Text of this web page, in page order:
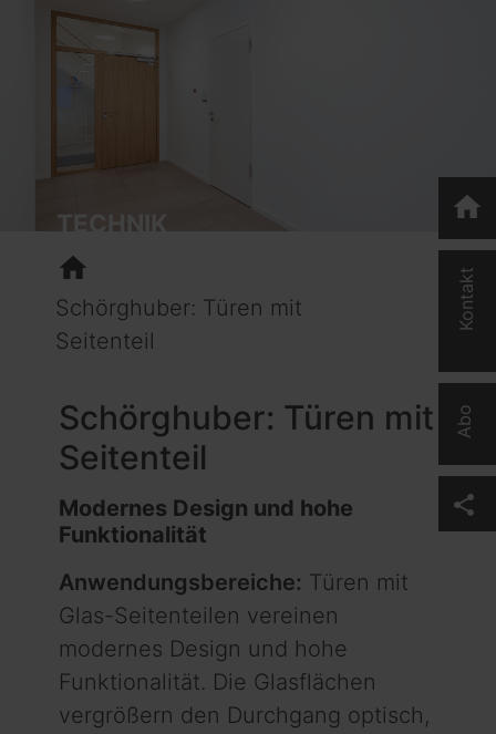
home
Kontakt
Abo
share
TECHNIK
home
Schörghuber: Türen mit
Seitenteil
Schörghuber: Türen mit
Seitenteil
Modernes Design und hohe
Funktionalität
Anwendungsbereiche: Türen mit
Glas-Seitenteilen vereinen
modernes Design und hohe
Funktionalität. Die Glasflächen
vergrößern den Durchgang optisch,